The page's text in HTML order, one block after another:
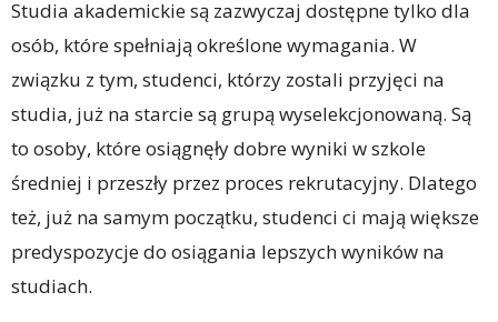
Studia akademickie są zazwyczaj dostępne tylko dla
osób, które spełniają określone wymagania. W
związku z tym, studenci, którzy zostali przyjęci na
studia, już na starcie są grupą wyselekcjonowaną. Są
to osoby, które osiągnęły dobre wyniki w szkole
średniej i przeszły przez proces rekrutacyjny. Dlatego
też, już na samym początku, studenci ci mają większe
predyspozycje do osiągania lepszych wyników na
studiach.